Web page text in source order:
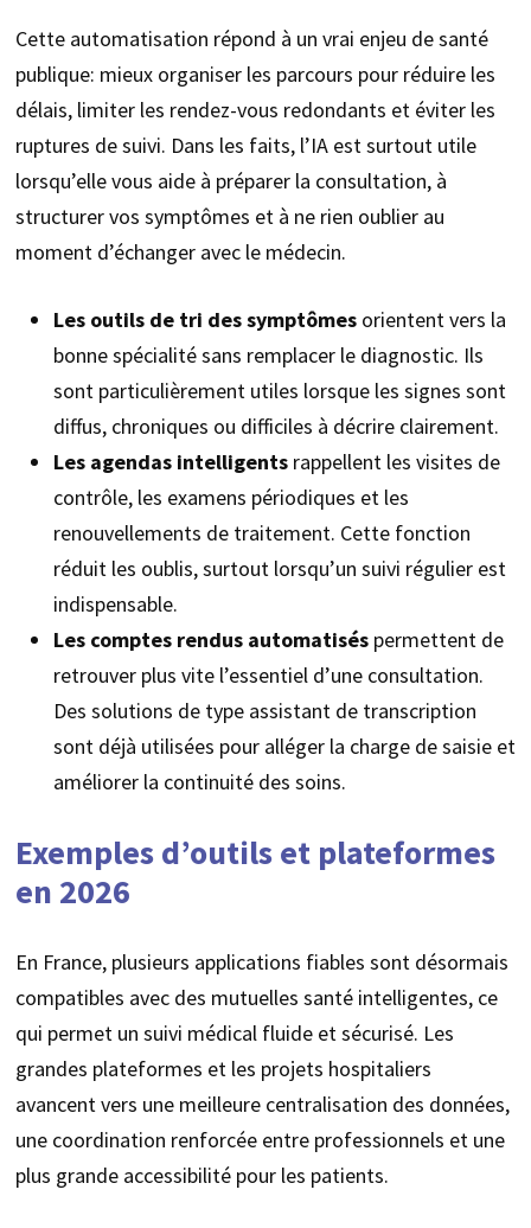
Cette automatisation répond à un vrai enjeu de santé
publique: mieux organiser les parcours pour réduire les
délais, limiter les rendez-vous redondants et éviter les
ruptures de suivi. Dans les faits, l’IA est surtout utile
lorsqu’elle vous aide à préparer la consultation, à
structurer vos symptômes et à ne rien oublier au
moment d’échanger avec le médecin.
Les outils de tri des symptômesorientent vers la
bonne spécialité sans remplacer le diagnostic. Ils
sont particulièrement utiles lorsque les signes sont
diffus, chroniques ou difficiles à décrire clairement.
Les agendas intelligentsrappellent les visites de
contrôle, les examens périodiques et les
renouvellements de traitement. Cette fonction
réduit les oublis, surtout lorsqu’un suivi régulier est
indispensable.
Les comptes rendus automatiséspermettent de
retrouver plus vite l’essentiel d’une consultation.
Des solutions de type assistant de transcription
sont déjà utilisées pour alléger la charge de saisie et
améliorer la continuité des soins.
Exemples d’outils et plateformes
en 2026
En France, plusieurs applications fiables sont désormais
compatibles avec des mutuelles santé intelligentes, ce
qui permet un suivi médical fluide et sécurisé. Les
grandes plateformes et les projets hospitaliers
avancent vers une meilleure centralisation des données,
une coordination renforcée entre professionnels et une
plus grande accessibilité pour les patients.